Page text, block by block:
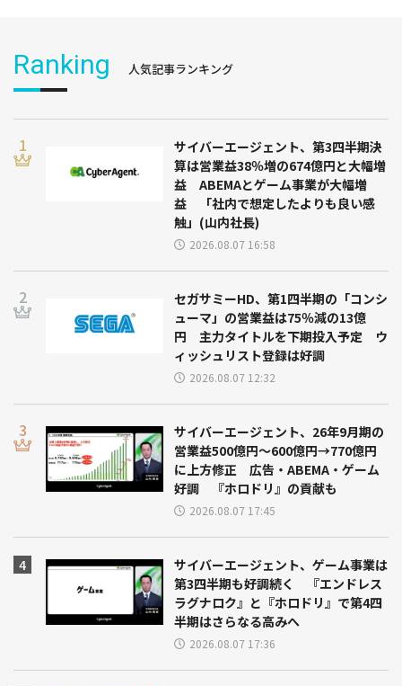
Ranking 人気記事ランキング
サイバーエージェント、第3四半期決
算は営業益38％増の674億円と大幅増
益 ABEMAとゲーム事業が大幅増
益 「社内で想定したよりも良い感
触」(山内社長)
2026.08.07 16:58
セガサミーHD、第1四半期の「コンシ
ューマ」の営業益は75％減の13億
円 主力タイトルを下期投入予定 ウ
ィッシュリスト登録は好調
2026.08.07 12:32
サイバーエージェント、26年9月期の
営業益500億円～600億円→770億円
に上方修正 広告・ABEMA・ゲーム
好調 『ホロドリ』の貢献も
2026.08.07 17:45
サイバーエージェント、ゲーム事業は
第3四半期も好調続く 『エンドレス
ラグナロク』と『ホロドリ』で第4四
半期はさらなる高みへ
2026.08.07 17:36